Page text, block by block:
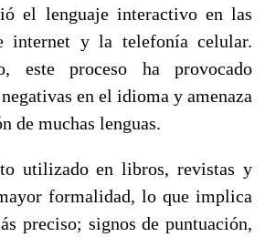
el lenguaje interactivo en las
internet y la telefonía celular.
este proceso ha provocado
en el idioma y amenaza
de muchas lenguas.
utilizado en libros, revistas y
formalidad, lo que implica
preciso; signos de puntuación,